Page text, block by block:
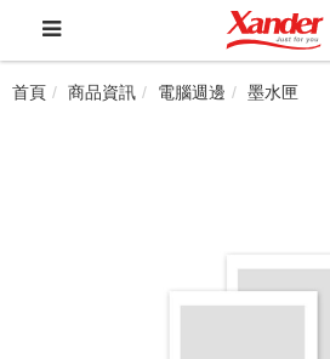
首頁 商品資訊 電腦週邊 墨水匣